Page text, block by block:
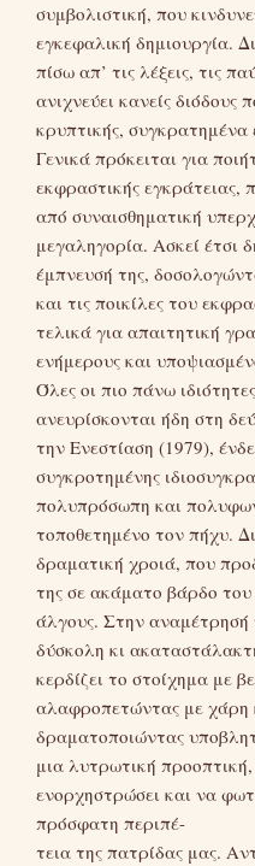
συμβολιστική, που
εγκεφαλική δημιουργία.
πίσω απ’ τις λέξεις, τις
ανιχνεύει κανείς
κρυπτικής, συγκρατημένα
Γενικά πρόκειται για
εκφραστικής εγκράτειας,
από συναισθηματική
μεγαληγορία. Ασκεί έτσι
έμπνευσή της,
και τις ποικίλες του
τελικά για απαιτητική
ενήμερους και
Όλες οι πιο πάνω
ανευρίσκονται ήδη στη
την Ενεστίαση (1979),
συγκροτημένης
πολυπρόσωπη και
τοποθετημένο τον πήχυ.
δραματική χροιά, που
της σε ακάματο βάρδο
άλγους. Στην αναμέτρησή
δύσκολη κι
κερδίζει το στοίχημα με
αλαφροπετώντας με χάρη
δραματοποιώντας
μια λυτρωτική
ενορχηστρώσει και να
πρόσφατη περιπέ-
τεια της πατρίδας μας.